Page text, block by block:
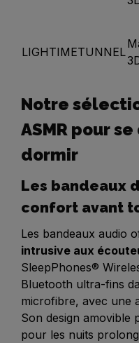
LIGHTIMETUNNEL
Notre
ASMR pour
dormir
Les bandeaux
confort avant
Les bandeaux audio
intrusive aux
SleepPhones®
Bluetooth ultra-fins
microfibre, avec une
Son design amovible
pour les nuits